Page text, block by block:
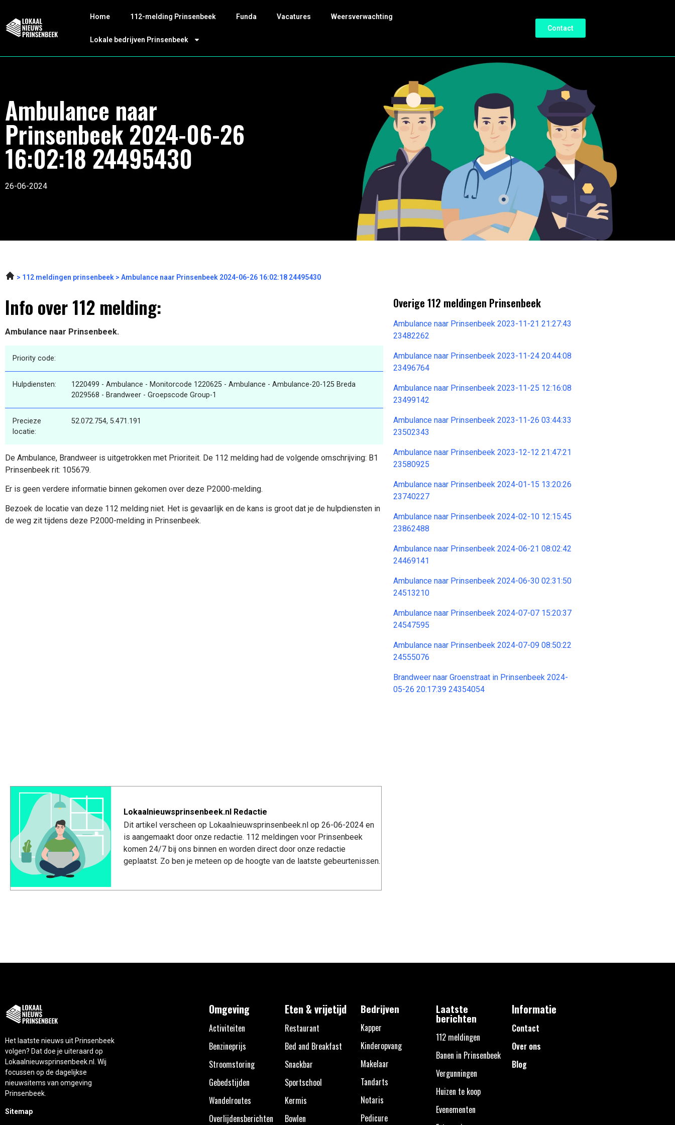
Home 112-melding Prinsenbeek Funda Vacatures Weersverwachting
Lokale bedrijven Prinsenbeek
Contact
Ambulance naar
Prinsenbeek 2024-06-26
16:02:18 24495430
26-06-2024
112 meldingen prinsenbeek Ambulance naar Prinsenbeek 2024-06-26 16:02:18 24495430
Info over 112 melding:
Ambulance naar Prinsenbeek.
Priority code:
Hulpdiensten:
1220499 - Ambulance - Monitorcode 1220625 - Ambulance - Ambulance-20-125 Breda
2029568 - Brandweer - Groepscode Group-1
Precieze
locatie:
52.072.754, 5.471.191
De Ambulance, Brandweer is uitgetrokken met Prioriteit. De 112 melding had de volgende omschrijving: B1
Prinsenbeek rit: 105679.
Er is geen verdere informatie binnen gekomen over deze P2000-melding.
Bezoek de locatie van deze 112 melding niet. Het is gevaarlijk en de kans is groot dat je de hulpdiensten in
de weg zit tijdens deze P2000-melding in Prinsenbeek.
Overige 112 meldingen Prinsenbeek
Ambulance naar Prinsenbeek 2023-11-21 21:27:43
23482262
Ambulance naar Prinsenbeek 2023-11-24 20:44:08
23496764
Ambulance naar Prinsenbeek 2023-11-25 12:16:08
23499142
Ambulance naar Prinsenbeek 2023-11-26 03:44:33
23502343
Ambulance naar Prinsenbeek 2023-12-12 21:47:21
23580925
Ambulance naar Prinsenbeek 2024-01-15 13:20:26
23740227
Ambulance naar Prinsenbeek 2024-02-10 12:15:45
23862488
Ambulance naar Prinsenbeek 2024-06-21 08:02:42
24469141
Ambulance naar Prinsenbeek 2024-06-30 02:31:50
24513210
Ambulance naar Prinsenbeek 2024-07-07 15:20:37
24547595
Ambulance naar Prinsenbeek 2024-07-09 08:50:22
24555076
Brandweer naar Groenstraat in Prinsenbeek 2024-
05-26 20:17:39 24354054
Lokaalnieuwsprinsenbeek.nl Redactie
Dit artikel verscheen op Lokaalnieuwsprinsenbeek.nl op 26-06-2024 en
is aangemaakt door onze redactie. 112 meldingen voor Prinsenbeek
komen 24/7 bij ons binnen en worden direct door onze redactie
geplaatst. Zo ben je meteen op de hoogte van de laatste gebeurtenissen.
Het laatste nieuws uit Prinsenbeek
volgen? Dat doe je uiteraard op
Lokaalnieuwsprinsenbeek.nl. Wij
focussen op de dagelijkse
nieuwsitems van omgeving
Prinsenbeek.
Sitemap
Omgeving
Activiteiten
Benzineprijs
Stroomstoring
Gebedstijden
Wandelroutes
Overlijdensberichten
Eten & vrijetijd
Restaurant
Bed and Breakfast
Snackbar
Sportschool
Kermis
Bowlen
Bedrijven
Kapper
Kinderopvang
Makelaar
Tandarts
Notaris
Pedicure
Laatste
berichten
112 meldingen
Banen in Prinsenbeek
Vergunningen
Huizen te koop
Evenementen
Informatie
Contact
Over ons
Blog